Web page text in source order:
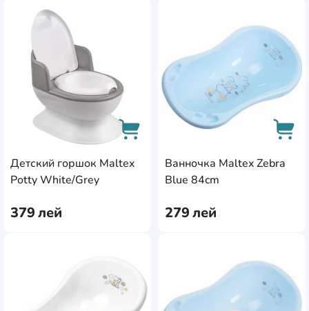
Детский горшок Maltex
Potty White/Grey
379лей
AddCardToCart
Ванночка Maltex Zebra
Blue 84cm
279лей